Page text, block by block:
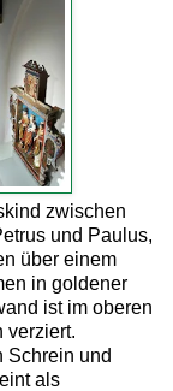
zwischen
und Paulus,
über einem
in goldener
ist im oberen
verziert.
Schrein und
als